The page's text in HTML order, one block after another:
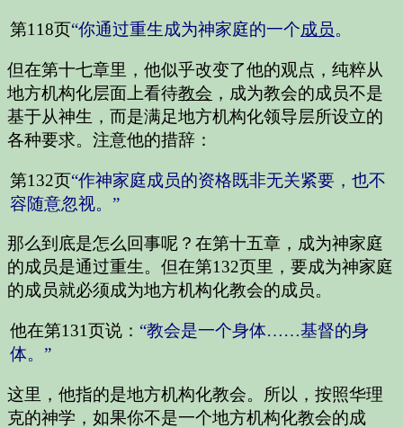
第118页“你通过重生成为神家庭的一个成员。
但在第十七章里，他似乎改变了他的观点，纯粹从
地方机构化层面上看待教会 ，成为教会的成员不是
基于从神生，而是满足地方机构化领导层所设立的
各种要求。注意他的措辞：
第132页“作神家庭成员的资格既非无关紧要，也不
容随意忽视。”
那么到底是怎么回事呢？在第十五章，成为神家庭
的成员是通过重生。但在第132页里，要成为神家庭
的成员就必须成为地方机构化教会的成员。
他在第131页说： “教会是一个身体……基督的身
体。”
这里，他指的是地方机构化教会。所以，按照华理
克的神学，如果你不是一个地方机构化教会的成